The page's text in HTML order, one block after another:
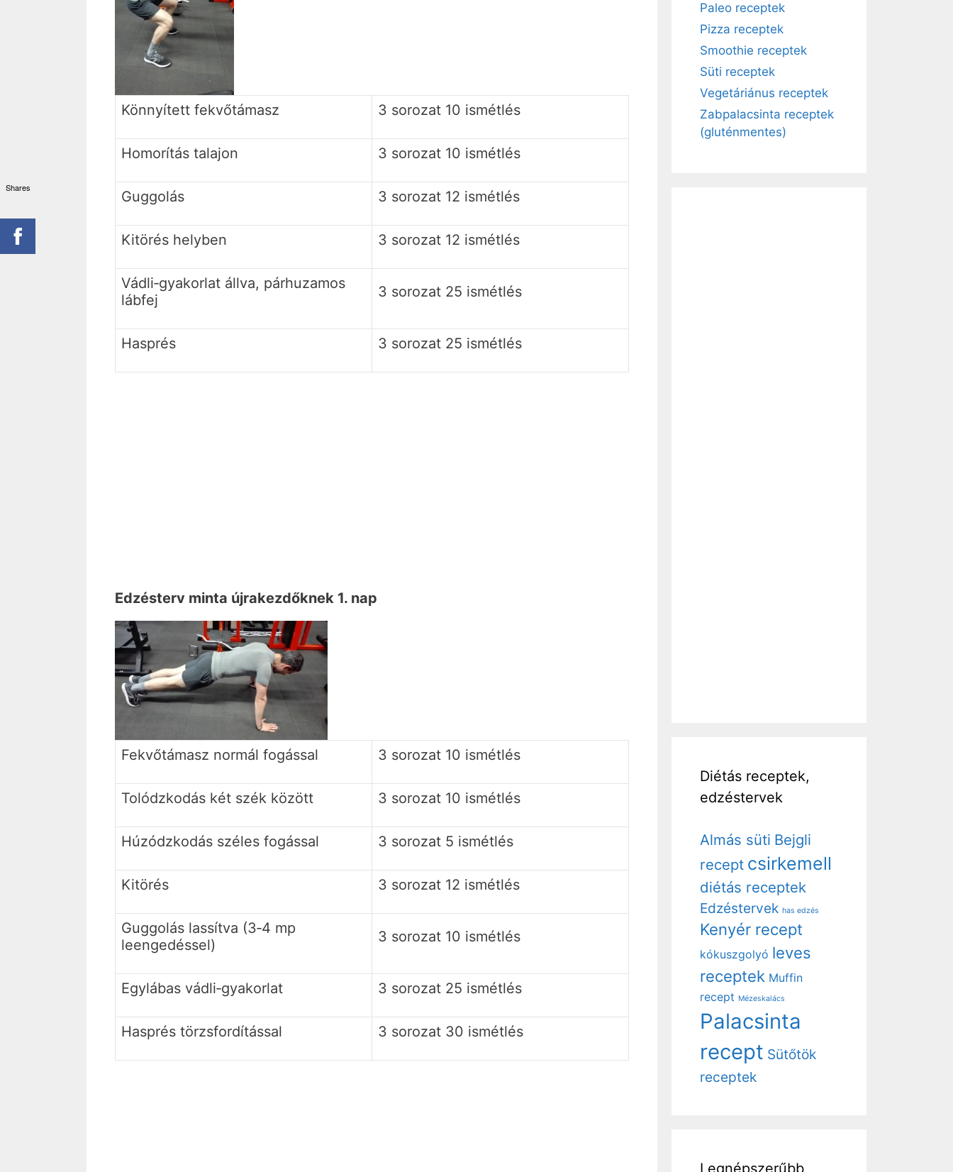
Könnyített fekvőtámasz 3 sorozat 10 ismétlés
Homorítás talajon 3 sorozat 10 ismétlés
Guggolás 3 sorozat 12 ismétlés
Kitörés helyben 3 sorozat 12 ismétlés
Vádli‐gyakorlat állva, párhuzamos
lábfej
3 sorozat 25 ismétlés
Hasprés 3 sorozat 25 ismétlés
Edzésterv minta újrakezdőknek 1. nap
Fekvőtámasz normál fogással 3 sorozat 10 ismétlés
Tolódzkodás két szék között 3 sorozat 10 ismétlés
Húzódzkodás széles fogással 3 sorozat 5 ismétlés
Kitörés 3 sorozat 12 ismétlés
Guggolás lassítva (3‐4 mp
leengedéssel)
3 sorozat 10 ismétlés
Egylábas vádli‐gyakorlat 3 sorozat 25 ismétlés
Hasprés törzsfordítással 3 sorozat 30 ismétlés
Paleo receptek
Pizza receptek
Smoothie receptek
Süti receptek
Vegetáriánus receptek
Zabpalacsinta receptek
(gluténmentes)
Diétás receptek,
edzéstervek
Almás süti Bejgli
recept csirkemell
diétás receptek
Edzéstervek has edzés
Kenyér recept
kókuszgolyó leves
receptek Muffin
recept Mézeskalács
Palacsinta
recept Sütőtök
receptek
Legnépszerűbb
Shares